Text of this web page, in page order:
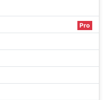
Pro